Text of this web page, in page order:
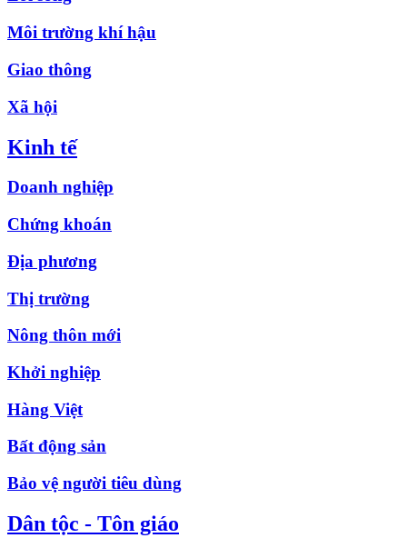
Môi trường khí hậu
Giao thông
Xã hội
Kinh tế
Doanh nghiệp
Chứng khoán
Địa phương
Thị trường
Nông thôn mới
Khởi nghiệp
Hàng Việt
Bất động sản
Bảo vệ người tiêu dùng
Dân tộc - Tôn giáo